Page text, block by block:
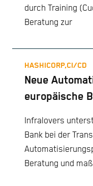
durch Training
Beratung zur
HASHICORP,CI/CD
Neue
europäische
Infralovers
Bank bei der
Beratung und